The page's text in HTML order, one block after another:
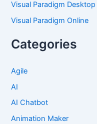
Visual Paradigm Desktop
Visual Paradigm Online
Categories
Agile
AI
AI Chatbot
Animation Maker